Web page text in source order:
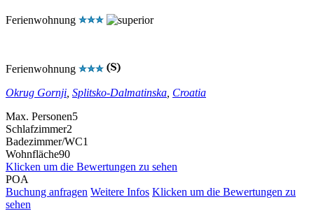
Ferienwohnung
Ferienwohnung
Okrug Gornji Splitsko-Dalmatinska Croatia
Max. Personen5
Schlafzimmer2
Badezimmer/WC1
Wohnfläche90
Klicken um die Bewertungen zu sehen
POA
Buchung anfragen Weitere Infos Klicken um die Bewertungen zu
sehen